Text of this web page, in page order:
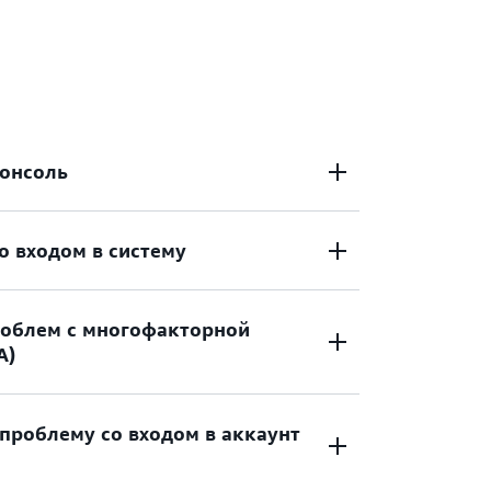
управления AWS?
входом в систему
ошибка с данными для входа? Или
доступа к аккаунту
с многофакторной
для использования устройство
со входом в аккаунт